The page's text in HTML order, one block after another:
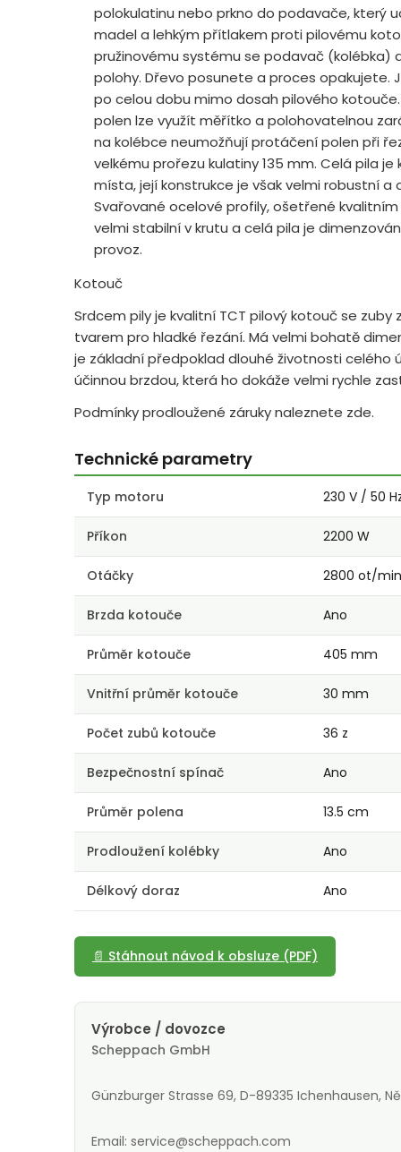
polokulatinu nebo prkno do podavače, který
madel a lehkým přítlakem proti pilovému
pružinovému systému se podavač (kolébka)
polohy. Dřevo posunete a proces opakujete.
po celou dobu mimo dosah pilového
polen lze využít měřítko a polohovatelnou
na kolébce neumožňují protáčení polen při
velkému prořezu kulatiny 135 mm. Celá pila
místa, její konstrukce je však velmi robustní a
Svařované ocelové profily, ošetřené
velmi stabilní v krutu a celá pila je
provoz.
Kotouč
Srdcem pily je kvalitní TCT pilový kotouč se
tvarem pro hladké řezání. Má velmi bohatě
je základní předpoklad dlouhé životnosti celého
účinnou brzdou, která ho dokáže velmi rychle
Podmínky prodloužené záruky naleznete zde.
Technické parametry
Typ motoru 230 V / 50
Příkon 2200 W
Otáčky 2800 ot/min
Brzda kotouče Ano
Průměr kotouče 405 mm
Vnitřní průměr kotouče 30 mm
Počet zubů kotouče 36 z
Bezpečnostní spínač Ano
Průměr polena 13.5 cm
Prodloužení kolébky Ano
Délkový doraz Ano
📄 Stáhnout návod k obsluze (PDF)
Výrobce / dovozce
Scheppach GmbH
Günzburger Strasse 69, D-89335 Ichenhausen,
Email: service@scheppach.com